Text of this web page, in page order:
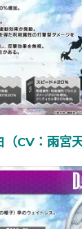
CV：雨宮天